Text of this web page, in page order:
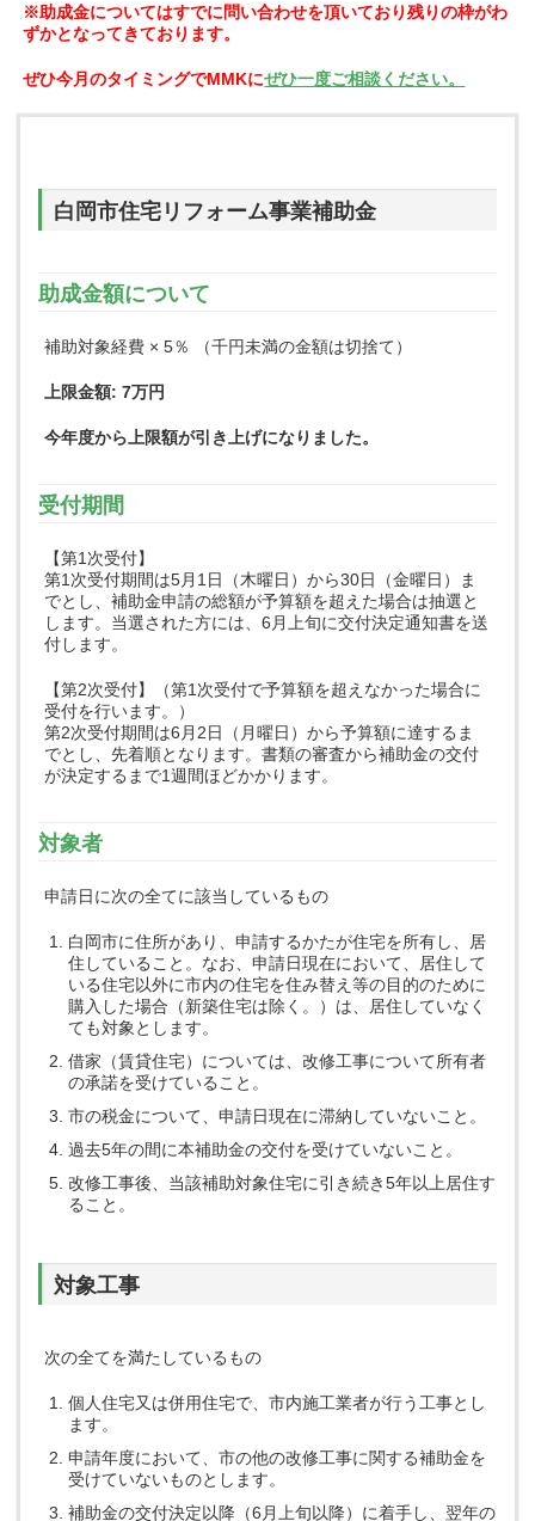
※助成金についてはすでに問い合わせを頂いており残りの枠がわ
ずかとなってきております。
ぜひ今月のタイミングでMMKにぜひ一度ご相談ください。
白岡市住宅リフォーム事業補助金
助成金額について
補助対象経費 × 5％ （千円未満の金額は切捨て）
上限金額: 7万円
今年度から上限額が引き上げになりました。
受付期間
【第1次受付】
第1次受付期間は5月1日（木曜日）から30日（金曜日）ま
でとし、補助金申請の総額が予算額を超えた場合は抽選と
します。当選された方には、6月上旬に交付決定通知書を送
付します。
【第2次受付】（第1次受付で予算額を超えなかった場合に
受付を行います。）
第2次受付期間は6月2日（月曜日）から予算額に達するま
でとし、先着順となります。書類の審査から補助金の交付
が決定するまで1週間ほどかかります。
対象者
申請日に次の全てに該当しているもの
白岡市に住所があり、申請するかたが住宅を所有し、居
住していること。なお、申請日現在において、居住して
いる住宅以外に市内の住宅を住み替え等の目的のために
購入した場合（新築住宅は除く。）は、居住していなく
ても対象とします。
借家（賃貸住宅）については、改修工事について所有者
の承諾を受けていること。
市の税金について、申請日現在に滞納していないこと。
過去5年の間に本補助金の交付を受けていないこと。
改修工事後、当該補助対象住宅に引き続き5年以上居住す
ること。
対象工事
次の全てを満たしているもの
個人住宅又は併用住宅で、市内施工業者が行う工事とし
ます。
申請年度において、市の他の改修工事に関する補助金を
受けていないものとします。
補助金の交付決定以降（6月上旬以降）に着手し、翌年の